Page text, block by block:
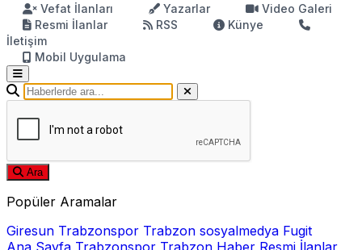
Vefat İlanları
Yazarlar
Video Galeri
Resmi İlanlar
RSS
Künye
İletişim
Mobil Uygulama
Ara
Popüler Aramalar
Giresun Trabzonspor Trabzon sosyalmedya Fugit
Ana Sayfa Trabzonspor Trabzon Haber Resmi İlanlar